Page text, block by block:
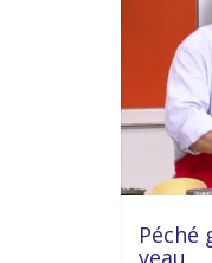
Péché
veau